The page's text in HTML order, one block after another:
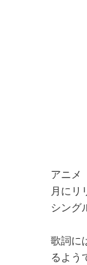
アニメ
月にリ
シング
歌詞に
るよう